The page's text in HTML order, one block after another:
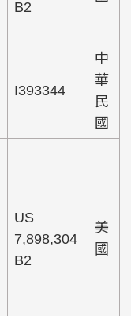
B2
I393344
中
華
民
國
US
7,898,304
B2
美
國